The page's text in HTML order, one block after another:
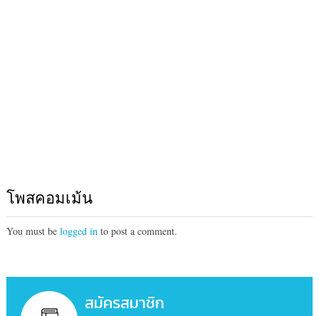
โพสคอมเม้น
You must be logged into post a comment.
สมัครสมาชิก